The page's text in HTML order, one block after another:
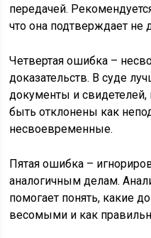
передачей.
что она подтверждает
Четвертая ошибка –
доказательств. В суде
документы и свидетелей,
быть отклонены как
несвоевременные.
Пятая ошибка –
аналогичным делам.
помогает понять, какие
весомыми и как